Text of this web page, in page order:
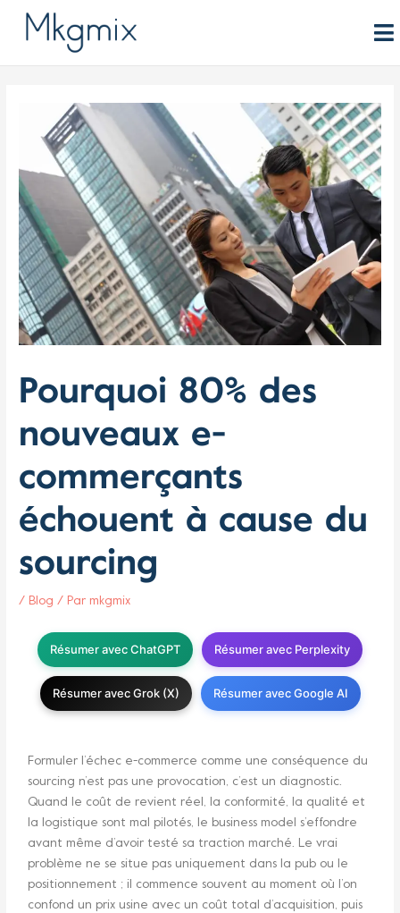
Pourquoi 80% des
nouveaux e-
commerçants
échouent à cause du
sourcing
/ Blog / Par mkgmix
Résumer avec ChatGPT Résumer avec Perplexity
Résumer avec Grok (X) Résumer avec Google AI
Formuler l’échec e-commerce comme une conséquence du
sourcing n’est pas une provocation, c’est un diagnostic.
Quand le coût de revient réel, la conformité, la qualité et
la logistique sont mal pilotés, le business model s’effondre
avant même d’avoir testé sa traction marché. Le vrai
problème ne se situe pas uniquement dans la pub ou le
positionnement ; il commence souvent au moment où l’on
confond un prix usine avec un coût total d’acquisition, puis